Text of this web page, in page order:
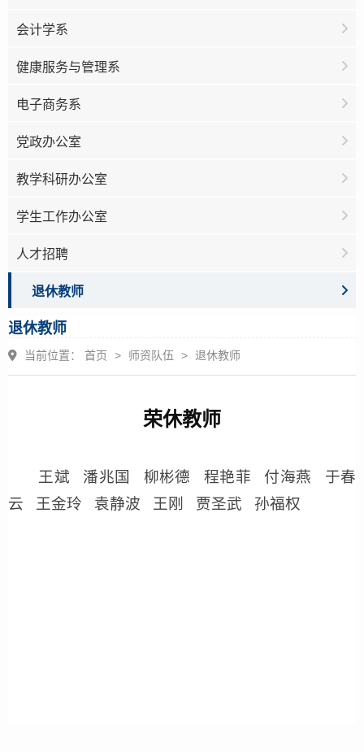
会计学系
健康服务与管理系
电子商务系
党政办公室
教学科研办公室
学生工作办公室
人才招聘
退休教师
退休教师
当前位置： 首页 > 师资队伍 > 退休教师
荣休教师
王斌 潘兆国 柳彬德 程艳菲 付海燕 于春
云 王金玲 袁静波 王刚 贾圣武 孙福权